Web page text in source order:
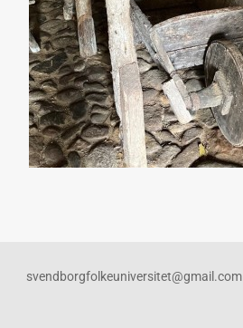
svendborgfolkeuniversitet@gmail.com